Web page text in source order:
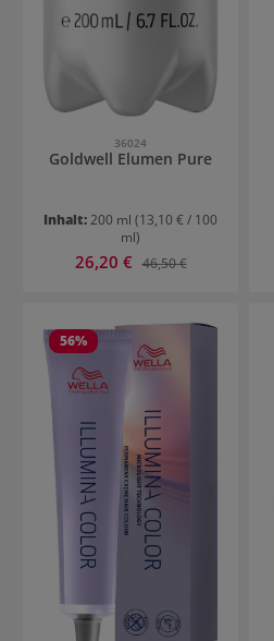
36024
Goldwell Elumen Pure
Inhalt:200 ml (13,10 € / 100
ml)
Verkaufspreis:
26,20 € Regulärer Preis:
46,50 €
56%